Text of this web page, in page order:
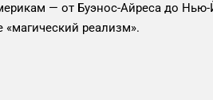
— от Буэнос-Айреса до
реализм».